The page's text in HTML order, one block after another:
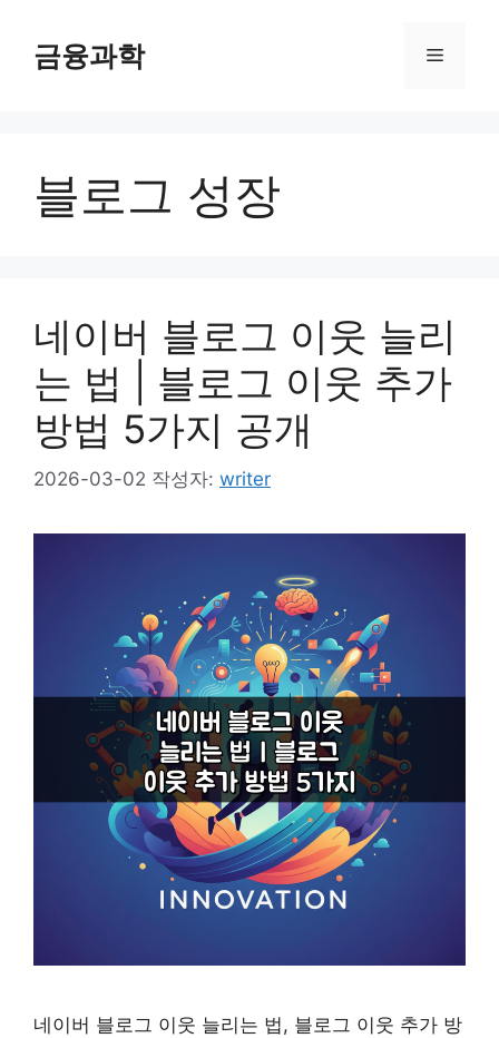
금융과학 메
블로그 성장
네이버 블로그 이웃 늘리
는 법 | 블로그 이웃 추가
방법 5가지 공개
2026-03-02 작성자: writer
네이버 블로그 이웃 늘리는 법, 블로그 이웃 추가 방